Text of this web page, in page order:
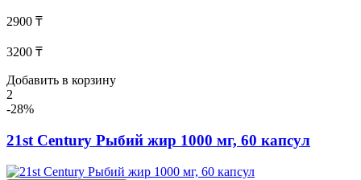
2900 ₸
3200 ₸
Добавить в корзину
2
-28%
21st Century Рыбий жир 1000 мг, 60 капсул